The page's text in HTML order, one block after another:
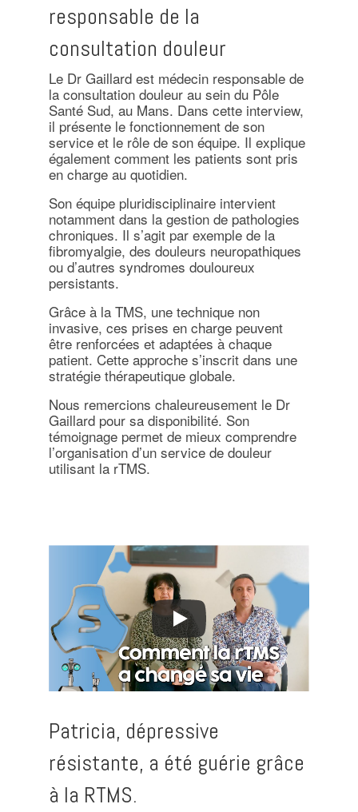
responsable de la
consultation douleur
Le Dr Gaillard est médecin responsable de
la consultation douleur au sein du Pôle
Santé Sud, au Mans. Dans cette interview,
il présente le fonctionnement de son
service et le rôle de son équipe. Il explique
également comment les patients sont pris
en charge au quotidien.
Son équipe pluridisciplinaire intervient
notamment dans la gestion de pathologies
chroniques. Il s’agit par exemple de la
fibromyalgie, des douleurs neuropathiques
ou d’autres syndromes douloureux
persistants.
Grâce à la TMS, une technique non
invasive, ces prises en charge peuvent
être renforcées et adaptées à chaque
patient. Cette approche s’inscrit dans une
stratégie thérapeutique globale.
Nous remercions chaleureusement le Dr
Gaillard pour sa disponibilité. Son
témoignage permet de mieux comprendre
l’organisation d’un service de douleur
utilisant la rTMS.
Patricia, dépressive
résistante, a été guérie grâce
à la RTMS.